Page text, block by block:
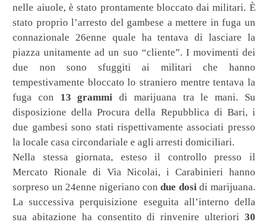
nelle aiuole, è stato prontamente bloccato dai militari. È
stato proprio l’arresto del gambese a mettere in fuga un
connazionale 26enne quale ha tentava di lasciare la
piazza unitamente ad un suo “cliente”. I movimenti dei
due non sono sfuggiti ai militari che hanno
tempestivamente bloccato lo straniero mentre tentava la
fuga con 13 grammi di marijuana tra le mani. Su
disposizione della Procura della Repubblica di Bari, i
due gambesi sono stati rispettivamente associati presso
la locale casa circondariale e agli arresti domiciliari.
Nella stessa giornata, esteso il controllo presso il
Mercato Rionale di Via Nicolai, i Carabinieri hanno
sorpreso un 24enne nigeriano condue dosi di marijuana.
La successiva perquisizione eseguita all’interno della
sua abitazione ha consentito di rinvenire ulteriori 30